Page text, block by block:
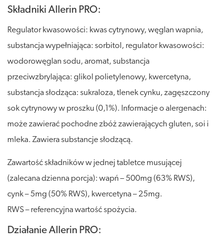
Składniki Allerin PRO:
Regulator kwasowości: kwas cytrynowy, węglan wapnia,
substancja wypełniająca: sorbitol, regulator kwasowości:
wodorowęglan sodu, aromat, substancja
przeciwzbrylająca: glikol polietylenowy, kwercetyna,
substancja słodząca: sukraloza, tlenek cynku, zagęszczony
sok cytrynowy w proszku (0,1%). Informacje o alergenach:
może zawierać pochodne zbóż zawierających gluten, soi i
mleka. Zawiera substancje słodzącą.
Zawartość składników w jednej tabletce musującej
(zalecana dzienna porcja): wapń – 500mg (63% RWS),
cynk – 5mg (50% RWS), kwercetyna – 25mg.
RWS – referencyjna wartość spożycia.
Działanie Allerin PRO: